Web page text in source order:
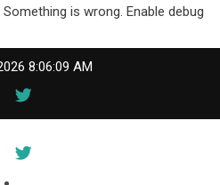
Something is wrong. Enable debug
8:06:10 AM